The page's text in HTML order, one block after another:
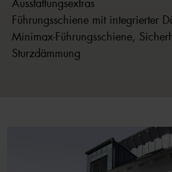
Ausstattungsextras
Führungsschiene mit integrierter
Minimax-Führungsschiene,
Sturzdämmung